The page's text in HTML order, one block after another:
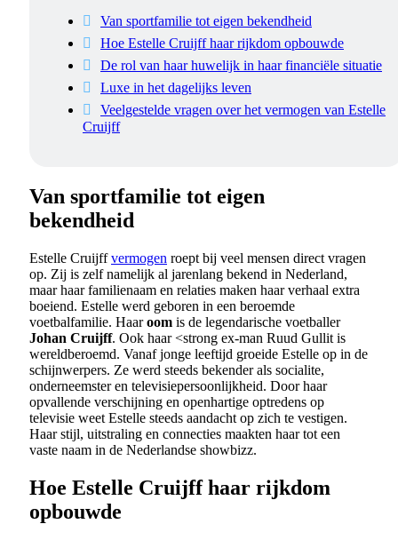
Van sportfamilie tot eigen bekendheid
Hoe Estelle Cruijff haar rijkdom opbouwde
De rol van haar huwelijk in haar financiële situatie
Luxe in het dagelijks leven
Veelgestelde vragen over het vermogen van Estelle
Cruijff
Van sportfamilie tot eigen
bekendheid
Estelle Cruijffvermogen roept bij veel mensen direct vragen
op. Zij is zelf namelijk al jarenlang bekend in Nederland,
maar haar familienaam en relaties maken haar verhaal extra
boeiend. Estelle werd geboren in een beroemde
voetbalfamilie. Haaroom is de legendarische voetballer
Johan Cruijff. Ook haar <strong ex-man Ruud Gullit is
wereldberoemd. Vanaf jonge leeftijd groeide Estelle op in de
schijnwerpers. Ze werd steeds bekender als socialite,
onderneemster en televisiepersoonlijkheid. Door haar
opvallende verschijning en openhartige optredens op
televisie weet Estelle steeds aandacht op zich te vestigen.
Haar stijl, uitstraling en connecties maakten haar tot een
vaste naam in de Nederlandse showbizz.
Hoe Estelle Cruijff haar rijkdom
opbouwde